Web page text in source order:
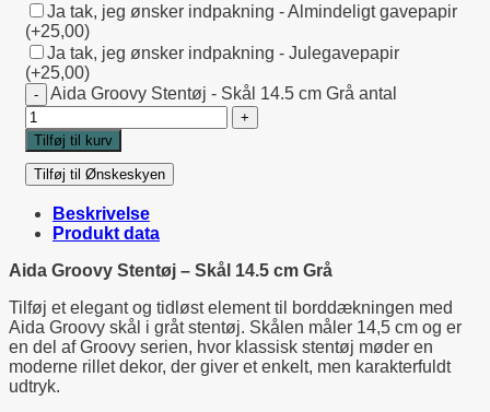
Ja tak, jeg ønsker indpakning - Almindeligt gavepapir
(+25,00)
Ja tak, jeg ønsker indpakning - Julegavepapir
(+25,00)
Aida Groovy Stentøj - Skål 14.5 cm Grå antal
Tilføj til kurv
Tilføj til Ønskeskyen
Beskrivelse
Produkt data
Aida Groovy Stentøj – Skål 14.5 cm Grå
Tilføj et elegant og tidløst element til borddækningen med
Aida Groovy skål i gråt stentøj. Skålen måler 14,5 cm og er
en del af Groovy serien, hvor klassisk stentøj møder en
moderne rillet dekor, der giver et enkelt, men karakterfuldt
udtryk.